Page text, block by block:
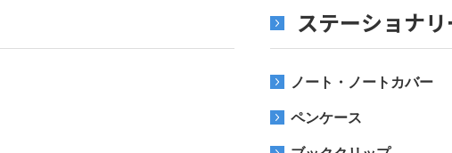
ステーショナ
ノート・ノートカバー
ペンケース